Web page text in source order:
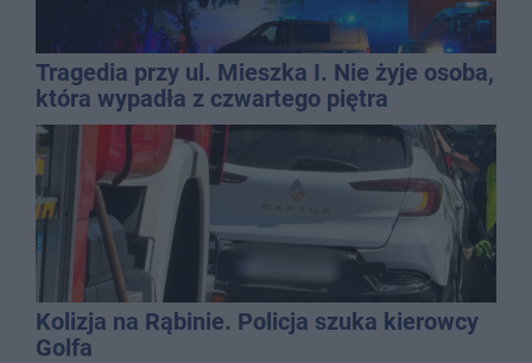
Tragedia przy ul. Mieszka I. Nie żyje osoba,
która wypadła z czwartego piętra
Kolizja na Rąbinie. Policja szuka kierowcy
Golfa